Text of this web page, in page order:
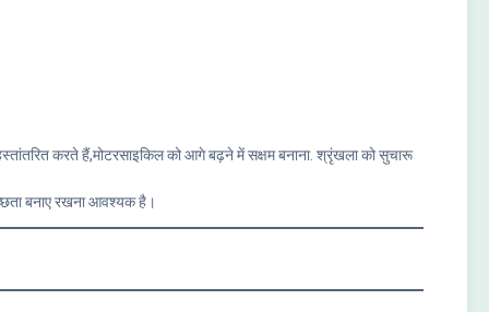
करते हैं,मोटरसाइकिल को आगे बढ़ने में सक्षम बनाना. श्रृंखला को सुचारू
बनाए रखना आवश्यक है।